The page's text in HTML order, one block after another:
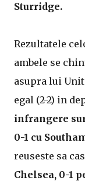
Sturridge.
Rezultatele
ambele se
asupra lui
egal (2-2) in
infrangere
0-1 cu
reuseste sa
Chelsea, 0-1